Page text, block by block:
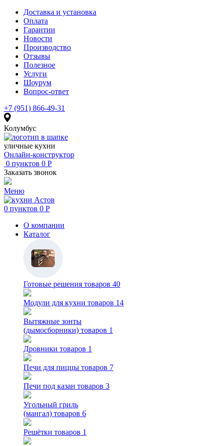
Доставка и установка
Оплата
Гарантии
Новости
Производство
Отзывы
Полезное
Услуги
Шоурум
Вопрос-ответ
+7 (951) 866-49-31
Колумбус
уличные кухни
Онлайн-конструктор
0 пунктов 0 Р
Заказать звонок
Меню
0 пунктов 0 Р
О компании
Каталог
Готовые решения товаров 40
Модули для кухни товаров 14
Вытяжные зонты
(дымосборники) товаров 1
Дровники товаров 1
Печи для пиццы товаров 7
Печи под казан товаров 3
Угольный гриль
(мангал) товаров 6
Решётки товаров 1